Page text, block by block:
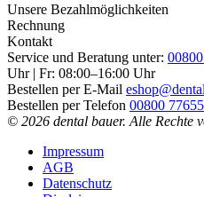
Unsere Bezahlmöglichkeiten
Rechnung
Kontakt
Service und Beratung unter:
Uhr | Fr: 08:00–16:00 Uhr
Bestellen per E-Mail
Bestellen per Telefon 00800
© 2026 dental bauer. Alle Rechte
Impressum
AGB
Datenschutz